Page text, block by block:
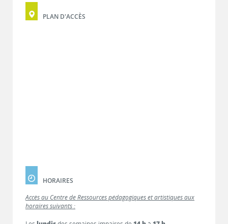
PLAN D'ACCÈS
HORAIRES
Accès au Centre de Ressources pédagogiques et artistiques aux
horaires suivants :